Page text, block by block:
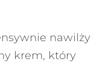
nawilży
krem, który